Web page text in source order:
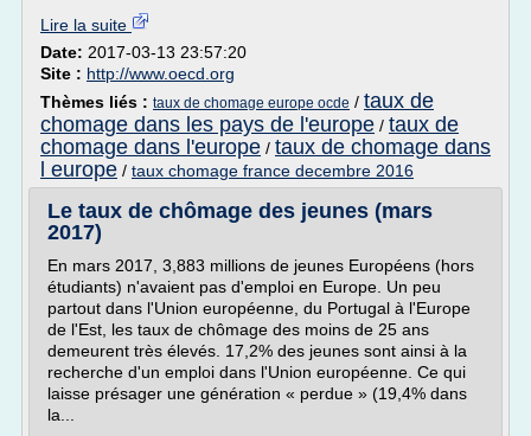
Lire la suite
Date: 2017-03-13 23:57:20
Site : http://www.oecd.org
Thèmes liés : taux de chomage europe ocde / taux de
chomage dans les pays de l'europe / taux de
chomage dans l'europe / taux de chomage dans
l europe / taux chomage france decembre 2016
Le taux de chômage des jeunes (mars
2017)
En mars 2017, 3,883 millions de jeunes Européens (hors
étudiants) n'avaient pas d'emploi en Europe. Un peu
partout dans l'Union européenne, du Portugal à l'Europe
de l'Est, les taux de chômage des moins de 25 ans
demeurent très élevés. 17,2% des jeunes sont ainsi à la
recherche d'un emploi dans l'Union européenne. Ce qui
laisse présager une génération « perdue » (19,4% dans
la...